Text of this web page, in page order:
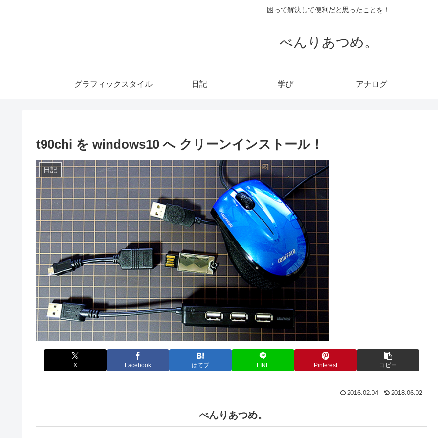
困って解決して便利だと思ったことを！
べんりあつめ。
グラフィックスタイル 日記 学び アナログ
t90chi を windows10 へ クリーンインストール！
日記
X Facebook はてブ LINE Pinterest コピー
2016.02.04 2018.06.02
—– べんりあつめ。—–